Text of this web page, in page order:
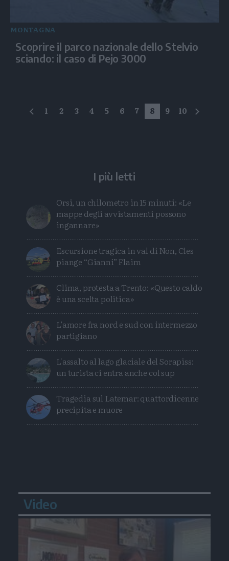
MONTAGNA
Scoprire il parco nazionale dello Stelvio
sciando: il caso di Pejo 3000
precedente
1 2 3 4 5 6 7 8 9 10
I più letti
Orsi, un chilometro in 15 minuti: «Le
mappe degli avvistamenti possono
ingannare»
Escursione tragica in val di Non, Cles
piange “Gianni” Flaim
Clima, protesta a Trento: «Questo caldo
è una scelta politica»
L’amore fra nord e sud con intermezzo
partigiano
L'assalto al lago glaciale del Sorapiss:
un turista ci entra anche col sup
Tragedia sul Latemar: quattordicenne
precipita e muore
Video